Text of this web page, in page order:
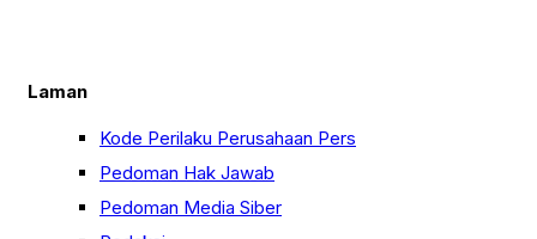
Laman
Kode Perilaku Perusahaan Pers
Pedoman Hak Jawab
Pedoman Media Siber